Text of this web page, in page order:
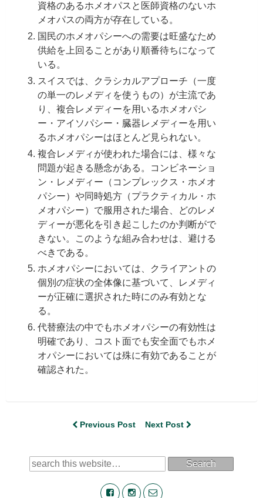
資格のあるホメオパスと医師資格のないホ
メオパスの両方が存在している。
国民のホメオパシーへの需要は旺盛なため
供給を上回ることがあり順番待ちになって
いる。
スイスでは、クラシカルアプローチ（一度
の単一のレメディを使うもの）が主流であ
り、複合レメディーを用いるホメオパシ
ー・アイソパシー・臓器レメディーを用い
るホメオパシーはほとんど見られない。
複合レメディが使われた場合には、様々な
問題が起きる懸念がある。コンビネーショ
ン・レメディー（コンプレックス・ホメオ
パシー）や同時処方（プラクティカル・ホ
メオパシー）で服用された場合、どのレメ
ディーが悪化を引き起こしたのか判断がで
きない。このような組み合わせは、避ける
べきである。
ホメオパシーにおいては、クライアントの
個別の症状の全体像に基づいて、レメディ
ーが正確に選択された時にのみ有効とな
る。
代替療法の中でもホメオパシーの有効性は
明確であり、コスト面でも安全面でもホメ
オパシーにおいては殊に有効であることが
確認された。
Previous Post Next Post
Search